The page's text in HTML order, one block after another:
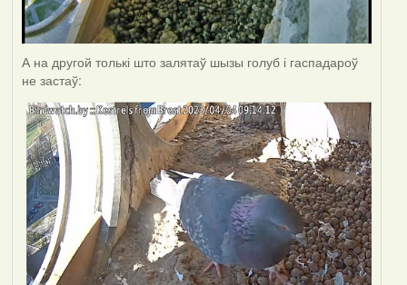
А на другой толькі што залятаў шызы голуб і гаспадароў
не застаў: